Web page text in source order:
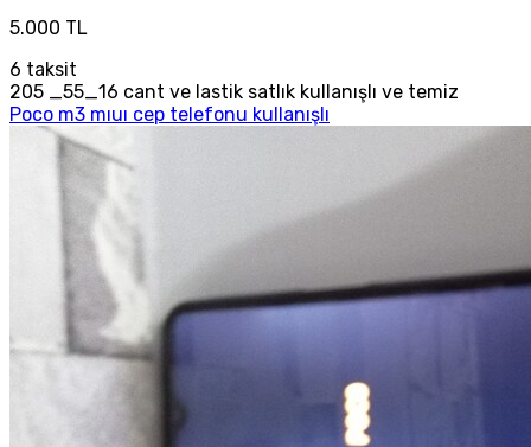
5.000 TL
6 taksit
205 _55_16 cant ve lastik satlık kullanışlı ve temiz
Poco m3 mıuı cep telefonu kullanışlı